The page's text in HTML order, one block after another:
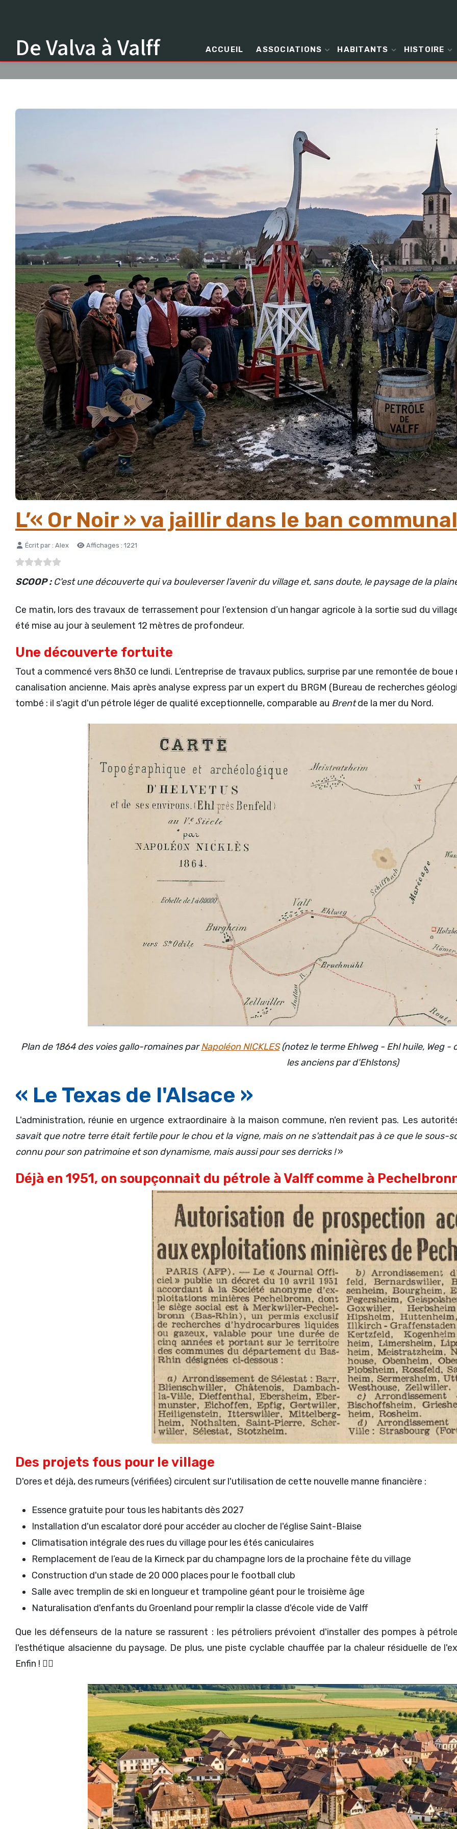
De Valva à Valff ACCUEIL ASSOCIATIONS HABITANTS HISTOIRE
L’« Or Noir » va jaillir dans le ban
Détails
Écrit par : Alex Affichages : 1221
SCOOP :C'est une découverte qui va bouleverser l’avenir du village et, sans doute, le paysage de la
Ce matin, lors des travaux de terrassement pour l’extension d’un hangar agricole à la sortie sud du
été mise au jour à seulement 12 mètres de profondeur.
Une découverte fortuite
Tout a commencé vers 8h30 ce lundi. L’entreprise de travaux publics, surprise par une remontée de
canalisation ancienne. Mais après analyse express par un expert du BRGM (Bureau de recherches
tombé : il s'agit d'un pétrole léger de qualité exceptionnelle, comparable au Brentde la mer du Nord.
Plan de 1864 des voies gallo-romaines parNapoléon NICKLES(notez le terme Ehlweg - Ehl huile, Weg -
les anciens par d'Ehlstons)
« Le Texas de l'Alsace »
L'administration, réunie en urgence extraordinaire à la maison commune, n'en revient pas. Les
savait que notre terre était fertile pour le chou et la vigne, mais on ne s'attendait pas à ce que le sous-
connu pour son patrimoine et son dynamisme, mais aussi pour ses derricks !»
Déjà en 1951, on soupçonnait du pétrole à Valff comme à
Des projets fous pour le village
D'ores et déjà, des rumeurs (vérifiées) circulent sur l'utilisation de cette nouvelle manne financière :
Essence gratuite pour tous les habitants dès 2027
Installation d'un escalator doré pour accéder au clocher de l'église Saint-Blaise
Climatisation intégrale des rues du village pour les étés caniculaires
Remplacement de l’eau de la Kirneck par du champagne lors de la prochaine fête du village
Construction d'un stade de 20 000 places pour le football club
Salle avec tremplin de ski en longueur et trampoline géant pour le troisième âge
Naturalisation d'enfants du Groenland pour remplir la classe d'école vide de Valff
Que les défenseurs de la nature se rassurent : les pétroliers prévoient d'installer des pompes à
l'esthétique alsacienne du paysage. De plus, une piste cyclable chauffée par la chaleur résiduelle de
Enfin ! 🚴‍♀️